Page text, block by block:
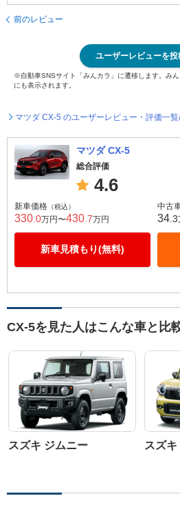
前のレビュー
ユーザーレビューを投
※自動車SNSサイト「みんカラ」に遷移します。み
にも表示されます。
マツダ CX-5 のユーザーレビュー・評価一
マツダ CX-5
総合評価
4.6
新車価格 （税込）
330 .0万円〜430 .7万円
新車見積もり(無料)
中古
34 .3
CX-5を見た人はこんな車と比
スズキ ジムニー スズ